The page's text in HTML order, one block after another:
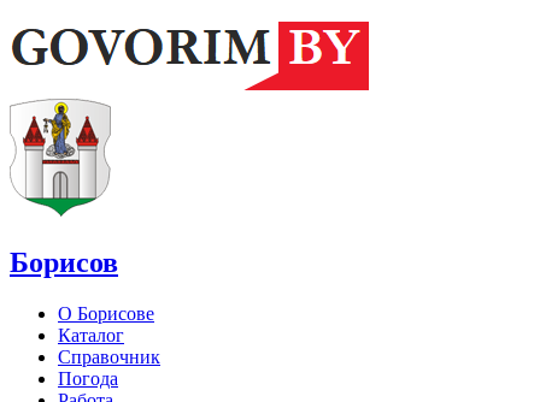
Борисов
О Борисове
Каталог
Справочник
Погода